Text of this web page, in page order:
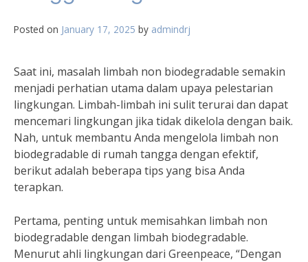
Posted on January 17, 2025 by admindrj
Saat ini, masalah limbah non biodegradable semakin
menjadi perhatian utama dalam upaya pelestarian
lingkungan. Limbah-limbah ini sulit terurai dan dapat
mencemari lingkungan jika tidak dikelola dengan baik.
Nah, untuk membantu Anda mengelola limbah non
biodegradable di rumah tangga dengan efektif,
berikut adalah beberapa tips yang bisa Anda
terapkan.
Pertama, penting untuk memisahkan limbah non
biodegradable dengan limbah biodegradable.
Menurut ahli lingkungan dari Greenpeace, “Dengan